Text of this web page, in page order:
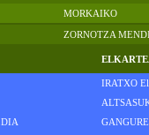
MORKAIKO
ZORNOTZA
IRATXO